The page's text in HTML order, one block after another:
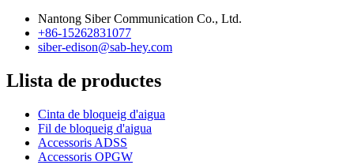
Nantong Siber Communication Co., Ltd.
+86-15262831077
siber-edison@sab-hey.com
Llista de productes
Cinta de bloqueig d'aigua
Fil de bloqueig d'aigua
Accessoris ADSS
Accessoris OPGW